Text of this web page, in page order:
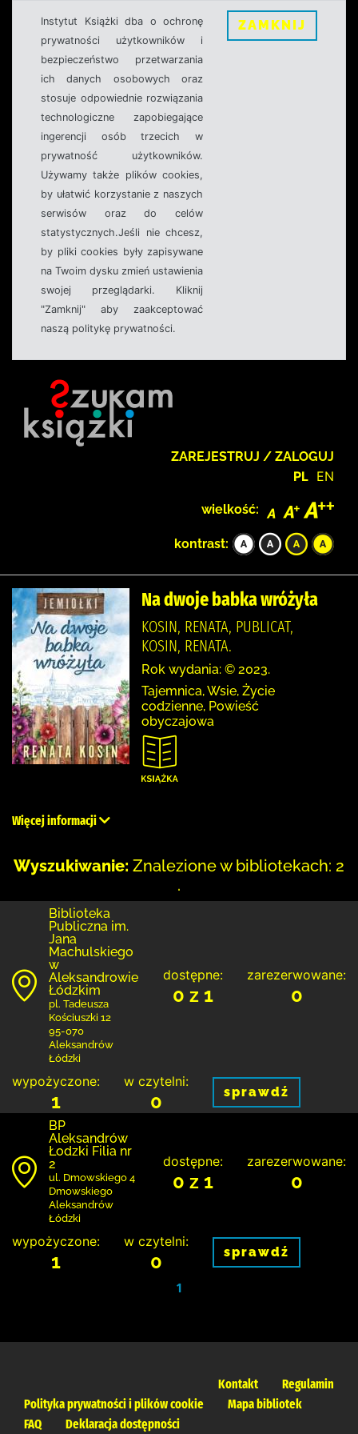
Instytut Książki dba o ochronę
prywatności użytkowników i
bezpieczeństwo przetwarzania
ich danych osobowych oraz
stosuje odpowiednie rozwiązania
technologiczne zapobiegające
ingerencji osób trzecich w
prywatność użytkowników.
Używamy także plików cookies,
by ułatwić korzystanie z naszych
serwisów oraz do celów
statystycznych.Jeśli nie chcesz,
by pliki cookies były zapisywane
na Twoim dysku zmień ustawienia
swojej przeglądarki. Kliknij
"Zamknij" aby zaakceptować
naszą politykę prywatności.
ZAMKNIJ
ZAREJESTRUJ / ZALOGUJ
PL EN
wielkość:
kontrast:
Na dwoje babka wróżyła
KOSIN, RENATA, PUBLICAT,
KOSIN, RENATA.
Rok wydania: © 2023.
Tajemnica, Wsie, Życie
codzienne, Powieść
obyczajowa
Więcej informacji
Wyszukiwanie: Znalezione w bibliotekach: 2
.
Biblioteka
Publiczna im.
Jana
Machulskiego
w
Aleksandrowie
Łódzkim
pl. Tadeusza
Kościuszki 12
95-070
Aleksandrów
Łódzki
dostępne:
0 z 1
zarezerwowane:
0
wypożyczone:
1
w czytelni:
0 sprawdź
BP
Aleksandrów
Łodzki Filia nr
2
ul. Dmowskiego 4
Dmowskiego
Aleksandrów
Łódzki
dostępne:
0 z 1
zarezerwowane:
0
wypożyczone:
1
w czytelni:
0 sprawdź
1
Kontakt
Regulamin
Polityka prywatności i plików cookie
Mapa bibliotek
FAQ
Deklaracja dostępności